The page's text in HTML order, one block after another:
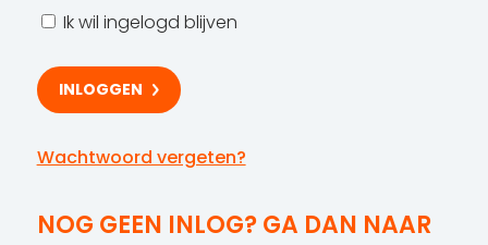
Ik wil ingelogd blijven
Wachtwoord vergeten?
NOG GEEN INLOG? GA DAN NAAR